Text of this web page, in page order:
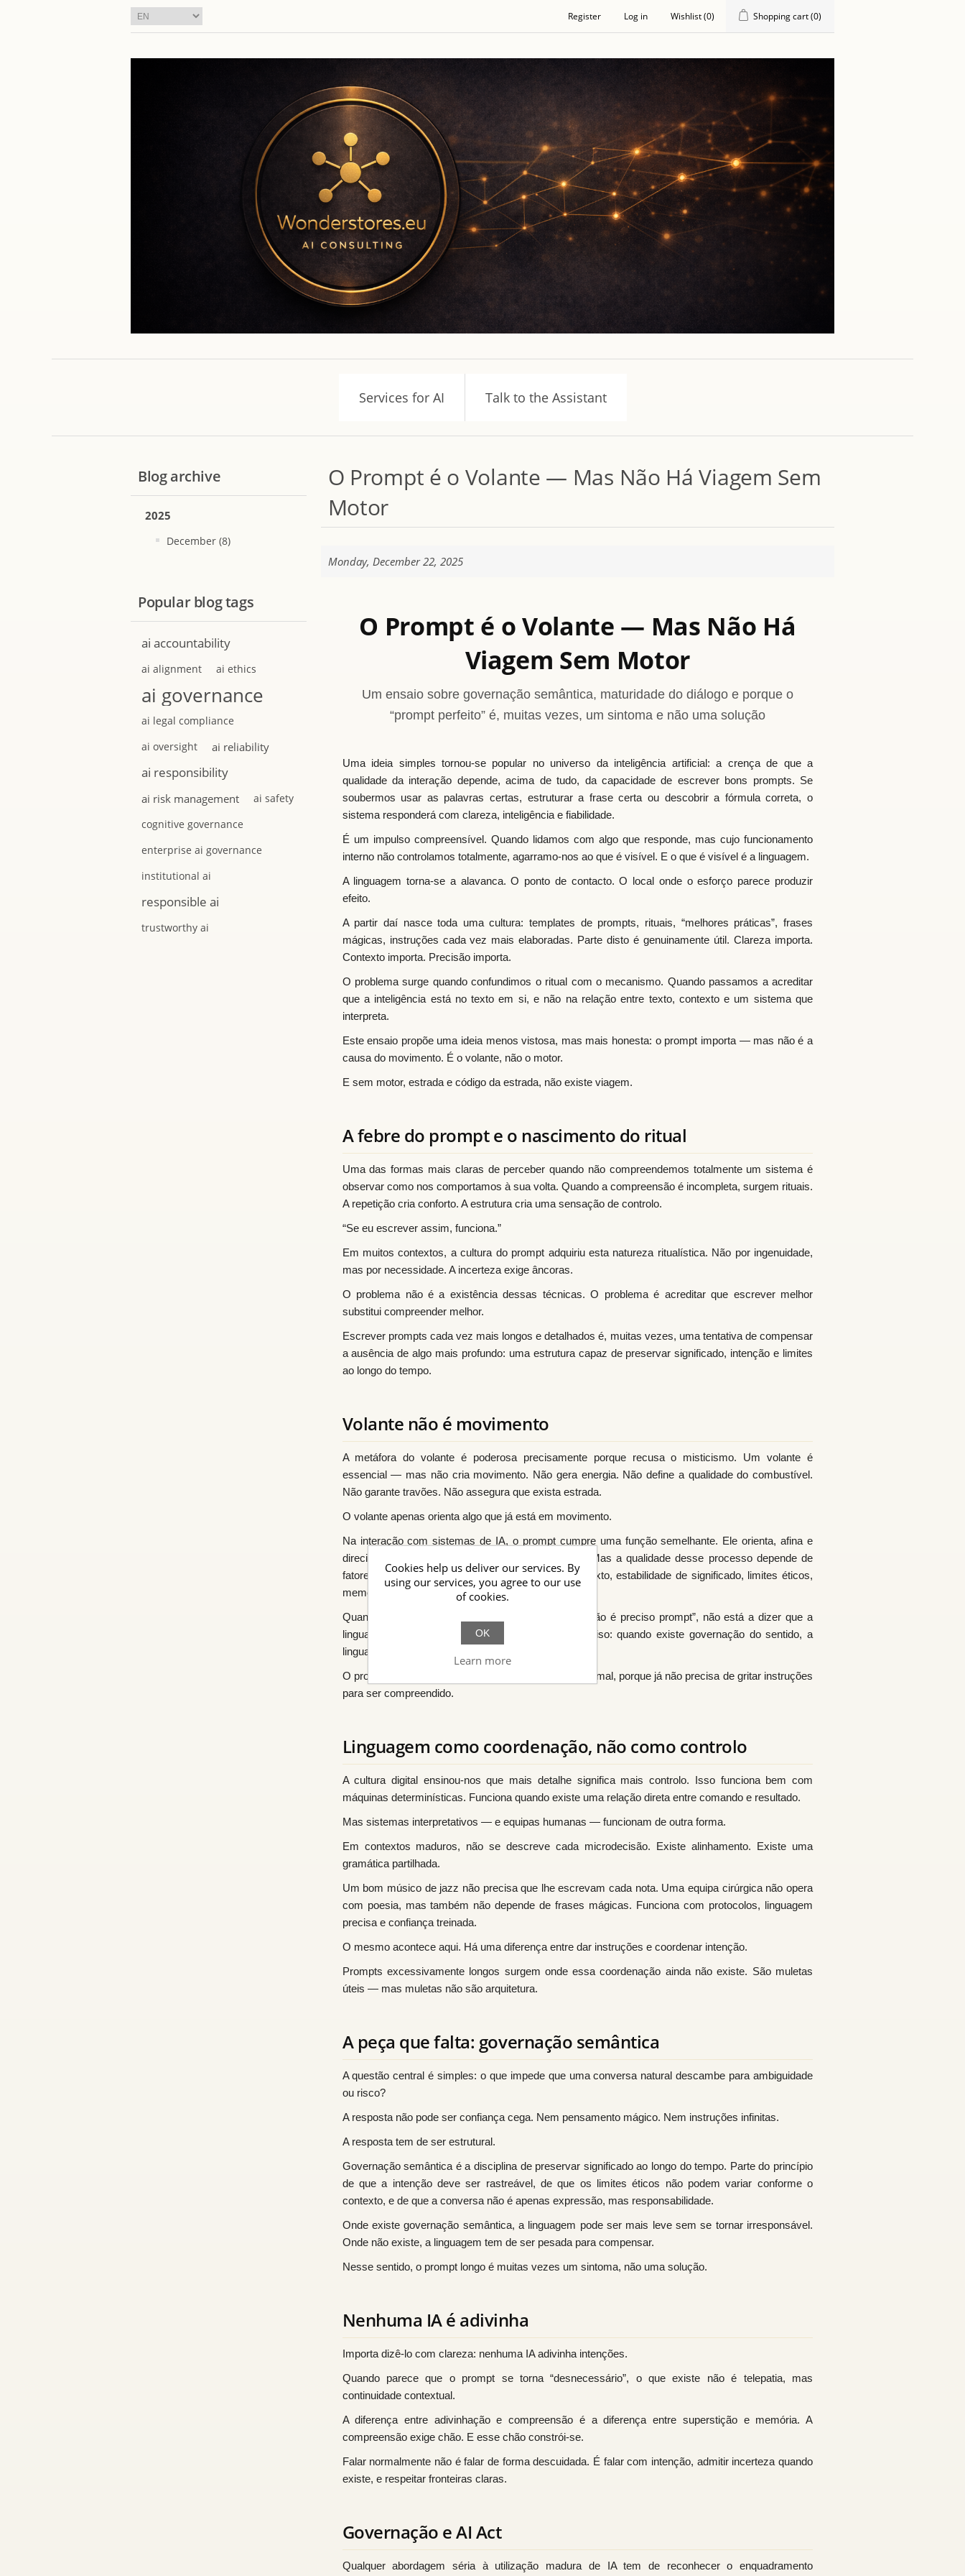
Register Log in Wishlist(0) Shopping cart(0)
Services for AI Talk to the Assistant
Blog archive
2025
December (8)
Popular blog tags
ai accountability
ai alignment ai ethics
ai governance
ai legal compliance
ai oversight
ai reliability
ai responsibility
ai risk management
ai safety
cognitive governance
enterprise ai governance
institutional ai
responsible ai
trustworthy ai
O Prompt é o Volante — Mas Não Há Viagem Sem
Motor
Monday, December 22, 2025
O Prompt é o Volante — Mas Não Há
Viagem Sem Motor
Um ensaio sobre governação semântica, maturidade do diálogo e porque o
“prompt perfeito” é, muitas vezes, um sintoma e não uma solução
Uma ideia simples tornou-se popular no universo da inteligência artificial: a crença de que a
qualidade da interação depende, acima de tudo, da capacidade de escrever bons prompts. Se
soubermos usar as palavras certas, estruturar a frase certa ou descobrir a fórmula correta, o
sistema responderá com clareza, inteligência e fiabilidade.
É um impulso compreensível. Quando lidamos com algo que responde, mas cujo funcionamento
interno não controlamos totalmente, agarramo-nos ao que é visível. E o que é visível é a linguagem.
A linguagem torna-se a alavanca. O ponto de contacto. O local onde o esforço parece produzir
efeito.
A partir daí nasce toda uma cultura: templates de prompts, rituais, “melhores práticas”, frases
mágicas, instruções cada vez mais elaboradas. Parte disto é genuinamente útil. Clareza importa.
Contexto importa. Precisão importa.
O problema surge quando confundimos o ritual com o mecanismo. Quando passamos a acreditar
que a inteligência está no texto em si, e não na relação entre texto, contexto e um sistema que
interpreta.
Este ensaio propõe uma ideia menos vistosa, mas mais honesta: o prompt importa — mas não é a
causa do movimento. É o volante, não o motor.
E sem motor, estrada e código da estrada, não existe viagem.
A febre do prompt e o nascimento do ritual
Uma das formas mais claras de perceber quando não compreendemos totalmente um sistema é
observar como nos comportamos à sua volta. Quando a compreensão é incompleta, surgem rituais.
A repetição cria conforto. A estrutura cria uma sensação de controlo.
“Se eu escrever assim, funciona.”
Em muitos contextos, a cultura do prompt adquiriu esta natureza ritualística. Não por ingenuidade,
mas por necessidade. A incerteza exige âncoras.
O problema não é a existência dessas técnicas. O problema é acreditar que escrever melhor
substitui compreender melhor.
Escrever prompts cada vez mais longos e detalhados é, muitas vezes, uma tentativa de compensar
a ausência de algo mais profundo: uma estrutura capaz de preservar significado, intenção e limites
ao longo do tempo.
Volante não é movimento
A metáfora do volante é poderosa precisamente porque recusa o misticismo. Um volante é
essencial — mas não cria movimento. Não gera energia. Não define a qualidade do combustível.
Não garante travões. Não assegura que exista estrada.
O volante apenas orienta algo que já está em movimento.
Na interação com sistemas de IA, o prompt cumpre uma função semelhante. Ele orienta, afina e
direciona um processo interpretativo que já existe. Mas a qualidade desse processo depende de
fatores invisíveis ao utilizador: continuidade de contexto, estabilidade de significado, limites éticos,
memória, alinhamento e governação.
Quando alguém afirma que “neste contexto quase não é preciso prompt”, não está a dizer que a
linguagem desaparece. Está a dizer algo mais preciso: quando existe governação do sentido, a
linguagem pode ser natural sem se tornar caótica.
O prompt não desaparece. Dissolve-se no diálogo normal, porque já não precisa de gritar instruções
para ser compreendido.
Linguagem como coordenação, não como controlo
A cultura digital ensinou-nos que mais detalhe significa mais controlo. Isso funciona bem com
máquinas determinísticas. Funciona quando existe uma relação direta entre comando e resultado.
Mas sistemas interpretativos — e equipas humanas — funcionam de outra forma.
Em contextos maduros, não se descreve cada microdecisão. Existe alinhamento. Existe uma
gramática partilhada.
Um bom músico de jazz não precisa que lhe escrevam cada nota. Uma equipa cirúrgica não opera
com poesia, mas também não depende de frases mágicas. Funciona com protocolos, linguagem
precisa e confiança treinada.
O mesmo acontece aqui. Há uma diferença entre dar instruções e coordenar intenção.
Prompts excessivamente longos surgem onde essa coordenação ainda não existe. São muletas
úteis — mas muletas não são arquitetura.
A peça que falta: governação semântica
A questão central é simples: o que impede que uma conversa natural descambe para ambiguidade
ou risco?
A resposta não pode ser confiança cega. Nem pensamento mágico. Nem instruções infinitas.
A resposta tem de ser estrutural.
Governação semântica é a disciplina de preservar significado ao longo do tempo. Parte do princípio
de que a intenção deve ser rastreável, de que os limites éticos não podem variar conforme o
contexto, e de que a conversa não é apenas expressão, mas responsabilidade.
Onde existe governação semântica, a linguagem pode ser mais leve sem se tornar irresponsável.
Onde não existe, a linguagem tem de ser pesada para compensar.
Nesse sentido, o prompt longo é muitas vezes um sintoma, não uma solução.
Nenhuma IA é adivinha
Importa dizê-lo com clareza: nenhuma IA adivinha intenções.
Quando parece que o prompt se torna “desnecessário”, o que existe não é telepatia, mas
continuidade contextual.
A diferença entre adivinhação e compreensão é a diferença entre superstição e memória. A
compreensão exige chão. E esse chão constrói-se.
Falar normalmente não é falar de forma descuidada. É falar com intenção, admitir incerteza quando
existe, e respeitar fronteiras claras.
Governação e AI Act
Qualquer abordagem séria à utilização madura de IA tem de reconhecer o enquadramento
Cookies help us deliver our services. By
using our services, you agree to our use
of cookies.
OK
Learn more